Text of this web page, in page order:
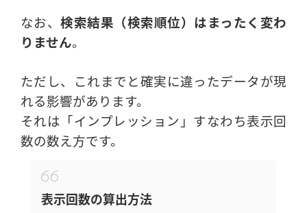
なお、検索結果（検索順位）はまったく変わ
りません。
ただし、これまでと確実に違ったデータが現
れる影響があります。
それは「インプレッション」すなわち表示回
数の数え方です。
表示回数の算出方法